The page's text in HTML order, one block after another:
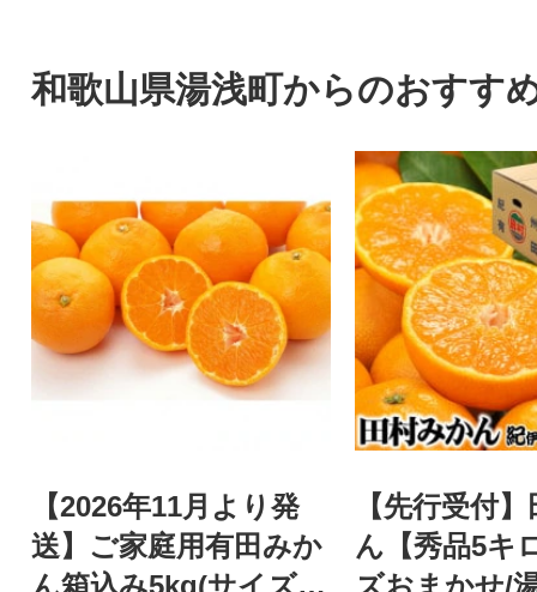
和歌山県湯浅町からのおすす
【2026年11月より発
送】ご家庭用有田みか
ん箱込み5kg(サイズお
【先行受付
ん【秀品5キ
ズおまかせ/